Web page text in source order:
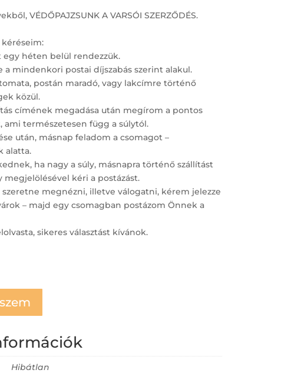
VÉDŐPAJZSUNK A VARSÓI SZERZŐDÉS.
egy héten belül rendezzük.
a mindenkori postai díjszabás szerint alakul.
postán maradó, vagy lakcímre történő
közül.
címének megadása után megírom a pontos
ami természetesen függ a súlytól.
után, másnap feladom a csomagot –
alatta.
ha nagy a súly, másnapra történő szállítást
megjelölésével kéri a postázást.
megnézni, illetve válogatni, kérem jelezze
– majd egy csomagban postázom Önnek a
sikeres választást kívánok.
Hibátlan